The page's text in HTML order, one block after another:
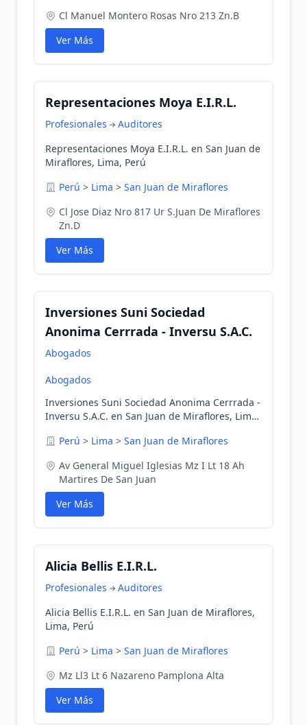
Cl Manuel Montero Rosas Nro 213 Zn.B
Ver Más
Representaciones Moya E.I.R.L.
Profesionales
Auditores
Representaciones Moya E.I.R.L. en San Juan de
Miraflores, Lima, Perú
Perú > Lima > San Juan de Miraflores
Cl Jose Diaz Nro 817 Ur S.Juan De Miraflores
Zn.D
Ver Más
Inversiones Suni Sociedad
Anonima Cerrrada - Inversu S.A.C.
Abogados
Abogados
Inversiones Suni Sociedad Anonima Cerrrada -
Inversu S.A.C. en San Juan de Miraflores, Lima,
Perú > Lima > San Juan de Miraflores
Av General Miguel Iglesias Mz I Lt 18 Ah
Martires De San Juan
Ver Más
Alicia Bellis E.I.R.L.
Profesionales
Auditores
Alicia Bellis E.I.R.L. en San Juan de Miraflores,
Lima, Perú
Perú > Lima > San Juan de Miraflores
Mz Ll3 Lt 6 Nazareno Pamplona Alta
Ver Más